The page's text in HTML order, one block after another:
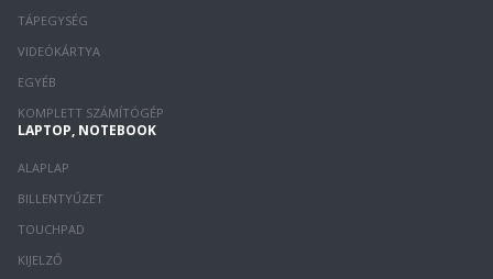
TÁPEGYSÉG
VIDEÓKÁRTYA
EGYÉB
KOMPLETT SZÁMÍTÓGÉP
LAPTOP, NOTEBOOK
ALAPLAP
BILLENTYŰZET
TOUCHPAD
KIJELZŐ